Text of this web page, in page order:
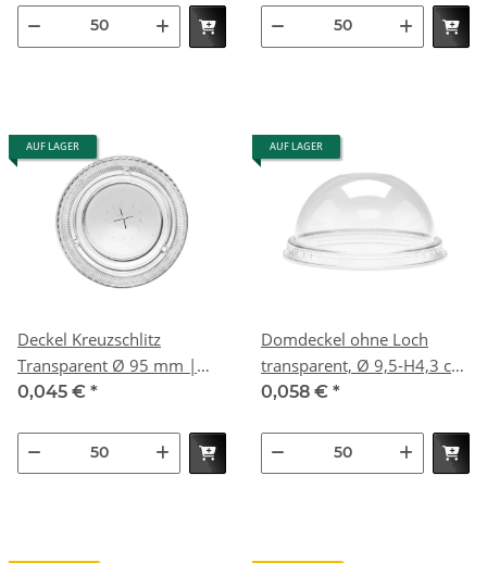
AUF LAGER
Deckel Kreuzschlitz
Transparent Ø 95 mm |
VPE 800 (16 x 50)
0,045 € *
AUF LAGER
Domdeckel ohne Loch
transparent, Ø 9,5-H4,3 cm
| VPE 800 (16 x 50)
0,058 € *